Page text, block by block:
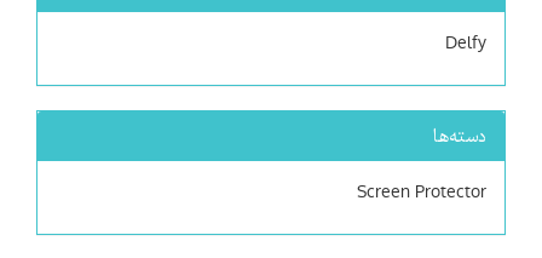
Delfy
دسته‌ها
Screen Protector